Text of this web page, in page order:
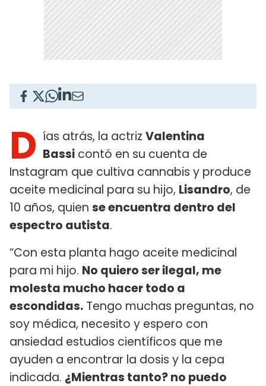
D ías atrás, la actriz Valentina
Bassi contó en su cuenta de
Instagram que cultiva cannabis y produce
aceite medicinal para su hijo, Lisandro, de
10 años, quien se encuentra dentro del
espectro autista.
“Con esta planta hago aceite medicinal
para mi hijo. No quiero ser ilegal, me
molesta mucho hacer todo a
escondidas. Tengo muchas preguntas, no
soy médica, necesito y espero con
ansiedad estudios científicos que me
ayuden a encontrar la dosis y la cepa
indicada. ¿Mientras tanto? no puedo